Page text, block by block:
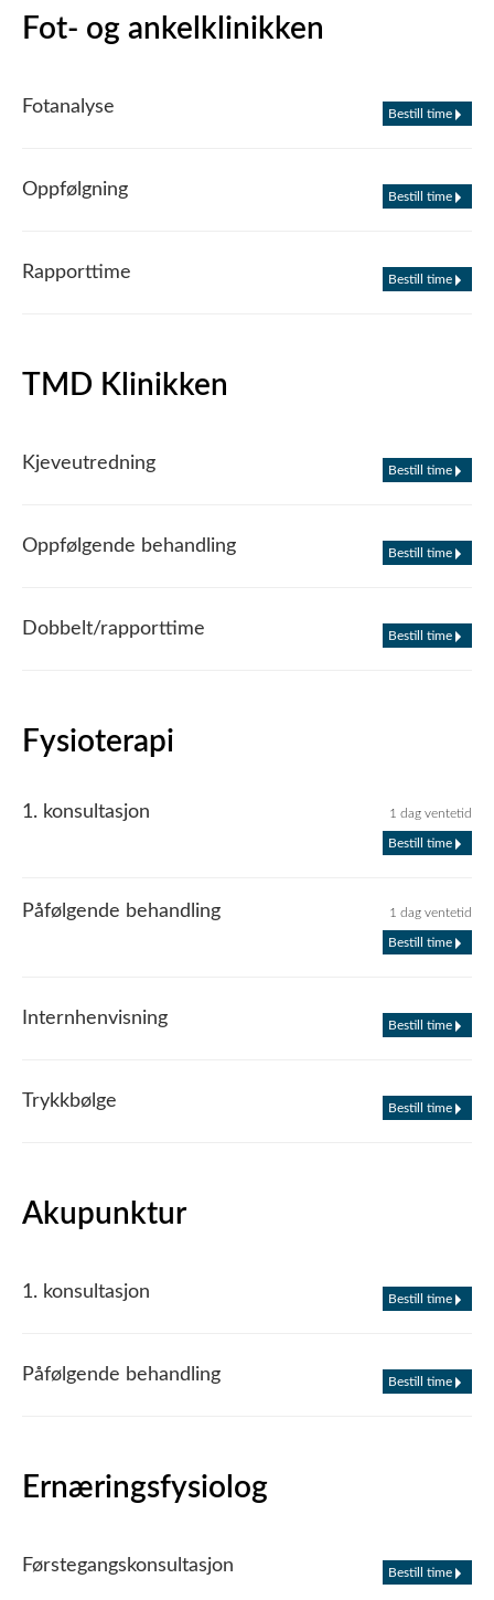
Fot- og ankelklinikken
Fotanalyse Bestill time
Oppfølgning Bestill time
Rapporttime Bestill time
TMD Klinikken
Kjeveutredning Bestill time
Oppfølgende behandling Bestill time
Dobbelt/rapporttime Bestill time
Fysioterapi
1. konsultasjon 1 dag ventetid
Bestill time
Påfølgende behandling 1 dag ventetid
Bestill time
Internhenvisning Bestill time
Trykkbølge Bestill time
Akupunktur
1. konsultasjon Bestill time
Påfølgende behandling Bestill time
Ernæringsfysiolog
Førstegangskonsultasjon Bestill time